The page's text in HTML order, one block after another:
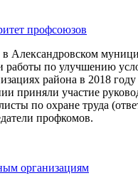
профсоюзов
Александровском
работы по улучшению
района в 2018 году
приняли участие
по охране труда
профкомов.
организациям